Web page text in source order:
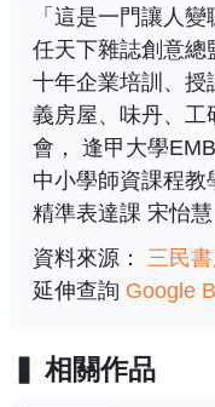
「這是一門讓人
任天下雜誌創意總
十年企業培訓、授
義房屋、味丹、工
會， 逢甲大學
中小學師資課程教
精準表達課 宋怡
資料來源： 三民
延伸查詢 Google
相關作品